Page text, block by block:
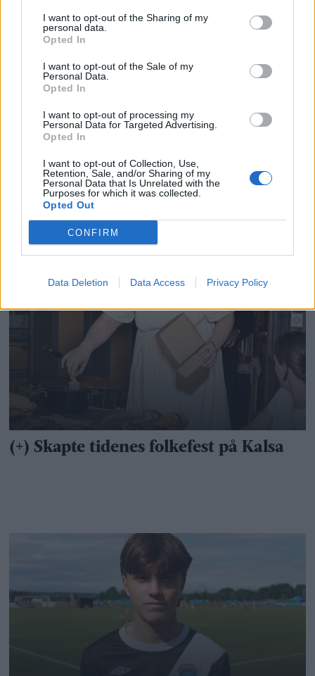
I want to opt-out of the Sharing of my
personal data.
Opted In
I want to opt-out of the Sale of my
Personal Data.
Opted In
I want to opt-out of processing my
Personal Data for Targeted Advertising.
Opted In
I want to opt-out of Collection, Use,
Retention, Sale, and/or Sharing of my
Personal Data that Is Unrelated with the
Purposes for which it was collected.
Opted Out
CONFIRM
Data Deletion Data Access Privacy Policy